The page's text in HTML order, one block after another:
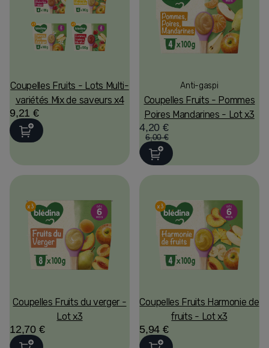
Coupelles Fruits - Lots Multi-
variétés Mix de saveurs x4
9,21 €
Anti-gaspi
Coupelles Fruits - Pommes
Poires Mandarines - Lot x3
4,20 €
6,00 €
Coupelles Fruits du verger -
Lot x3
12,70 €
Coupelles Fruits Harmonie de
fruits - Lot x3
5,94 €